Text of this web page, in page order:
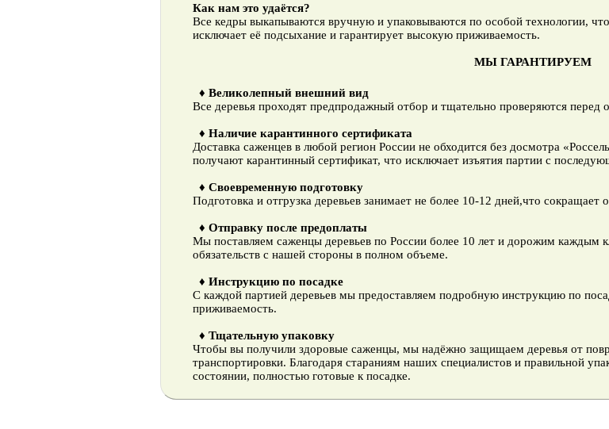
Как нам это удаётся?
Все кедры выкапываются вручную и упаковываются по особой технологии,
исключает её подсыхание и гарантирует высокую приживаемость.
МЫ ГАРАНТИРУЕМ
♦ Великолепный внешний вид
Все деревья проходят предпродажный отбор и тщательно проверяются перед
♦ Наличие карантинного сертификата
Доставка саженцев в любой регион России не обходится без досмотра
получают карантинный сертификат, что исключает изъятия партии с
♦ Своевременную подготовку
Подготовка и отгрузка деревьев занимает не более 10-12 дней,что сокращает
♦ Отправку после предоплаты
Мы поставляем саженцы деревьев по России более 10 лет и дорожим каждым
обязательств с нашей стороны в полном объеме.
♦ Инструкцию по посадке
С каждой партией деревьев мы предоставляем подробную инструкцию по
приживаемость.
♦ Тщательную упаковку
Чтобы вы получили здоровые саженцы, мы надёжно защищаем деревья от
транспортировки. Благодаря стараниям наших специалистов и правильной
состоянии, полностью готовые к посадке.